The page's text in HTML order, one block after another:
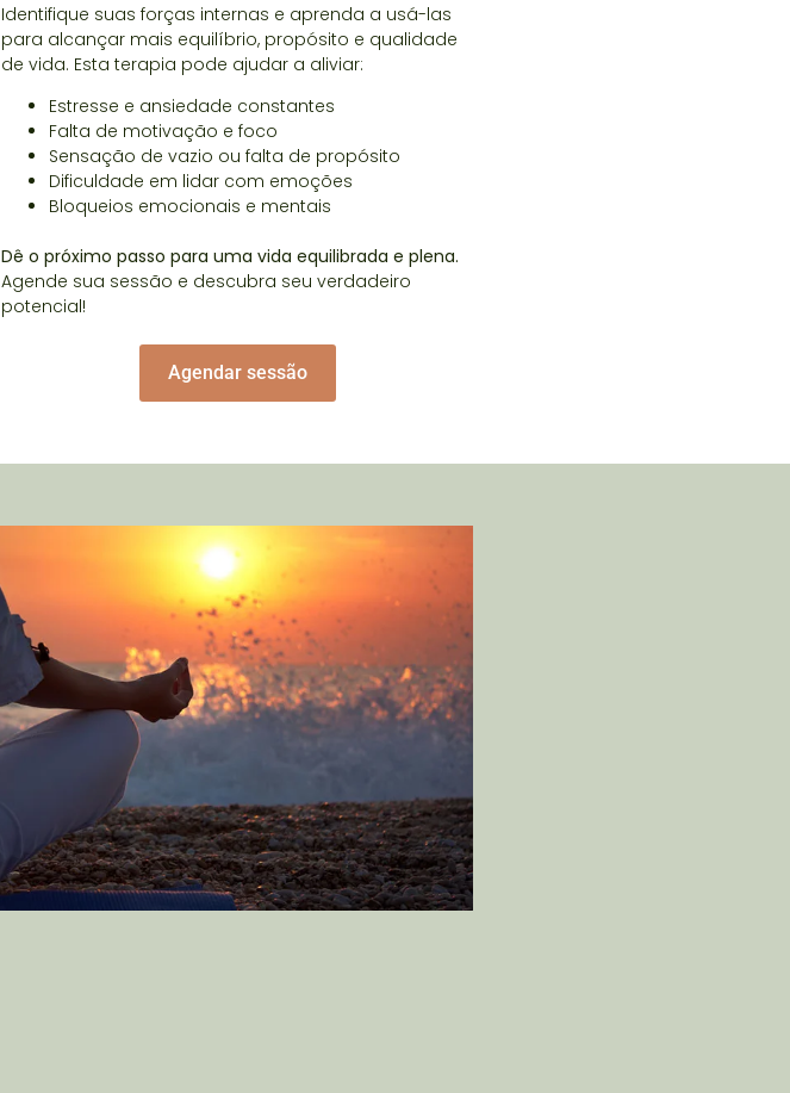
Identifique suas forças internas e aprenda a usá-las
para alcançar mais equilíbrio, propósito e qualidade
de vida. Esta terapia pode ajudar a aliviar:
Estresse e ansiedade constantes
Falta de motivação e foco
Sensação de vazio ou falta de propósito
Dificuldade em lidar com emoções
Bloqueios emocionais e mentais
Dê o próximo passo para uma vida equilibrada e plena.
Agende sua sessão e descubra seu verdadeiro
potencial!
Agendar sessão